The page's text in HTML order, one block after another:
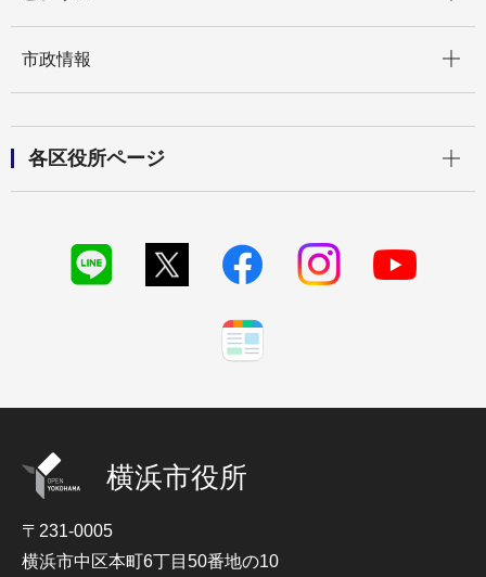
市政情報
各区役所ページ
横浜市役所
〒231-0005
横浜市中区本町6丁目50番地の10